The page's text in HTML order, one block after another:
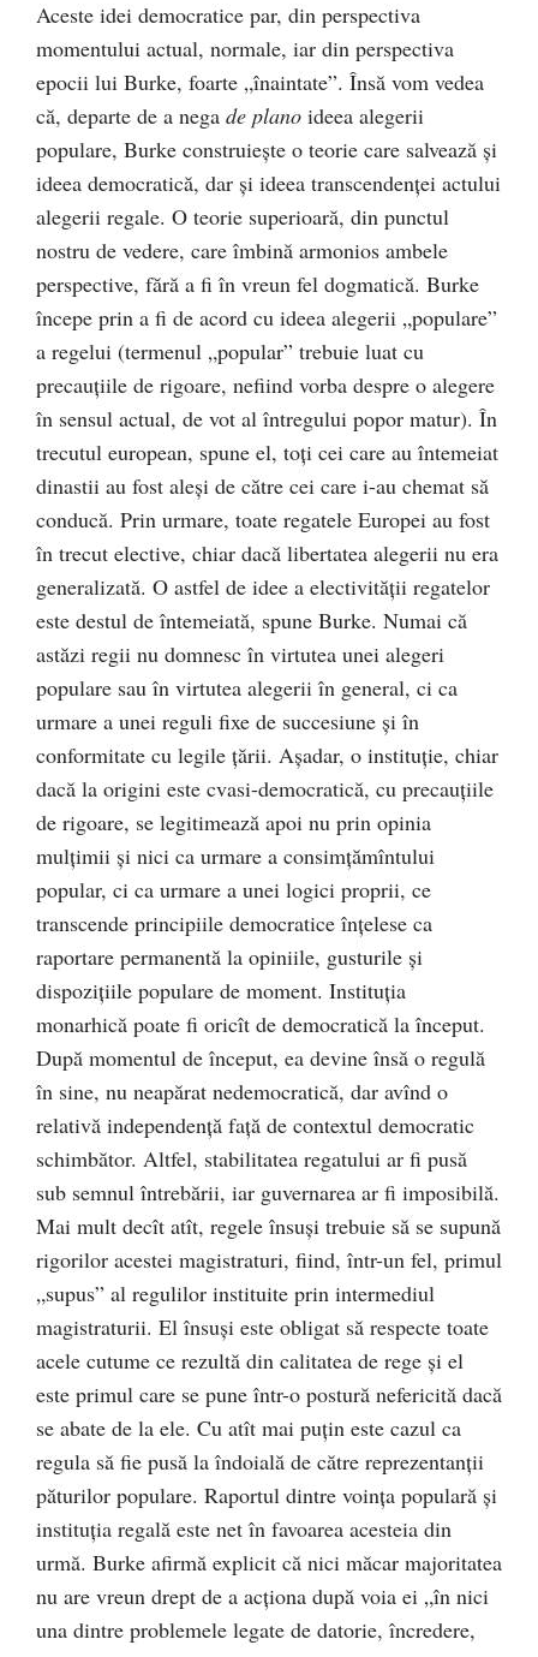
Aceste idei democratice par, din perspectiva
momentului actual, normale, iar din perspectiva
epocii lui Burke, foarte „înaintate”. Însă vom vedea
că, departe de a nega de plano ideea alegerii
populare, Burke construieşte o teorie care salvează şi
ideea democratică, dar şi ideea transcendenţei actului
alegerii regale. O teorie superioară, din punctul
nostru de vedere, care îmbină armonios ambele
perspective, fără a fi în vreun fel dogmatică. Burke
începe prin a fi de acord cu ideea alegerii „populare”
a regelui (termenul „popular” trebuie luat cu
precauţiile de rigoare, nefiind vorba despre o alegere
în sensul actual, de vot al întregului popor matur). În
trecutul european, spune el, toţi cei care au întemeiat
dinastii au fost aleşi de către cei care i-au chemat să
conducă. Prin urmare, toate regatele Europei au fost
în trecut elective, chiar dacă libertatea alegerii nu era
generalizată. O astfel de idee a electivităţii regatelor
este destul de întemeiată, spune Burke. Numai că
astăzi regii nu domnesc în virtutea unei alegeri
populare sau în virtutea alegerii în general, ci ca
urmare a unei reguli fixe de succesiune şi în
conformitate cu legile ţării. Aşadar, o instituţie, chiar
dacă la origini este cvasi-democratică, cu precauţiile
de rigoare, se legitimează apoi nu prin opinia
mulţimii şi nici ca urmare a consimţămîntului
popular, ci ca urmare a unei logici proprii, ce
transcende principiile democratice înţelese ca
raportare permanentă la opiniile, gusturile şi
dispoziţiile populare de moment. Instituţia
monarhică poate fi oricît de democratică la început.
După momentul de început, ea devine însă o regulă
în sine, nu neapărat nedemocratică, dar avînd o
relativă independenţă faţă de contextul democratic
schimbător. Altfel, stabilitatea regatului ar fi pusă
sub semnul întrebării, iar guvernarea ar fi imposibilă.
Mai mult decît atît, regele însuşi trebuie să se supună
rigorilor acestei magistraturi, fiind, într-un fel, primul
„supus” al regulilor instituite prin intermediul
magistraturii. El însuşi este obligat să respecte toate
acele cutume ce rezultă din calitatea de rege şi el
este primul care se pune într-o postură nefericită dacă
se abate de la ele. Cu atît mai puţin este cazul ca
regula să fie pusă la îndoială de către reprezentanţii
păturilor populare. Raportul dintre voinţa populară şi
instituţia regală este net în favoarea acesteia din
urmă. Burke afirmă explicit că nici măcar majoritatea
nu are vreun drept de a acţiona după voia ei „în nici
una dintre problemele legate de datorie, încredere,